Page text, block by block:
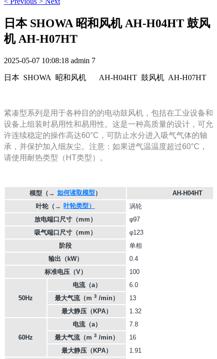
日本 SHOWA 昭和风机 AH-H04HT 鼓风
机 AH-H07HT
2025-05-07 10:08:18 admin 7
日本 SHOWA 昭和风机 AH-H04HT 鼓风机 AH-H07HT
紧凑型系列是用于各种目的的电动鼓风机，包括在工业设备和
设备上组装时易用性和易用性。这是一种高质量的设计，可允
许连续稳定的操作高达60°C，可防止水分进入吸气气体的轴
承，并保护加入细灰尘。注意：如果进气温温度超过60°C，
请使用耐热类型（HT类型）。
模型 （→ 如何读取模型 ）
AH-H04HT
叶轮 （→ 叶轮类型）
涡轮
放电端口尺寸（mm）
φ97
吸气端口尺寸（mm）
φ123
阶段
单相
输出（kW）
0.4
标准电压（V）
100
50Hz
电流（a）
6.0
最大气流（m 3 /min）
13
最大静压（KPA）
1.32
60Hz
电流（a）
7.8
最大气流（m 3 /min）
16
最大静压（KPA）
1.91